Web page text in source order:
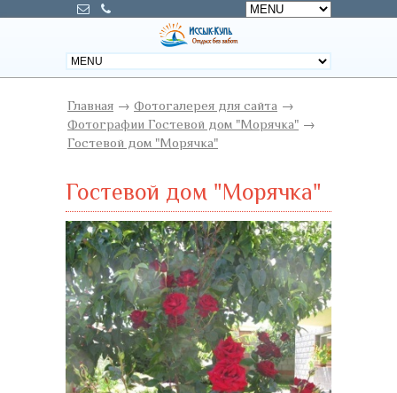
Главная → Фотогалерея для сайта →
Фотографии Гостевой дом "Морячка" →
Гостевой дом "Морячка"
Гостевой дом "Морячка"